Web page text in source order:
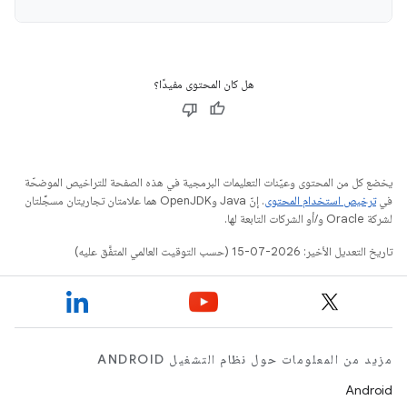
هل كان المحتوى مفيدًا؟
يخضع كل من المحتوى وعيّنات التعليمات البرمجية في هذه الصفحة للتراخيص الموضحّة
فيترخيص استخدام المحتوى
. إنّ Java وOpenJDK هما علامتان تجاريتان مسجَّلتان
لشركة Oracle و/أو الشركات التابعة لها.
تاريخ التعديل الأخير: 2026-07-15 (حسب التوقيت العالمي المتفَّق عليه)
مزيد من المعلومات حول نظام التشغيل ANDROID
Android